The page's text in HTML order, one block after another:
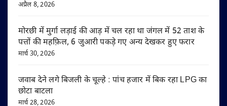
अप्रैल 8, 2026
मोरछी में मुर्गा लड़ाई की आड़ में चल रहा था जंगल में 52 ताश के
पत्तों की महफ़िल, 6 जुआरी पकड़े गए अन्य देखकर हुए फरार
मार्च 30, 2026
जवाब देने लगे बिजली के चूल्हे : पांच हजार में बिक रहा LPG का
छोटा बाटला
मार्च 28, 2026